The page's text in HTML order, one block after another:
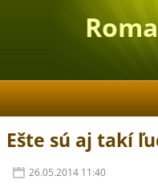
Ešte sú aj takí
26.05.2014 11:40